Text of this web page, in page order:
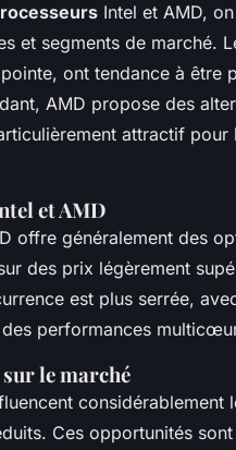
Intel et AMD,
et segments de marché.
ont tendance à être
AMD propose des
attractif pour
et AMD
offre généralement des
des prix légèrement
est plus serrée,
performances
le marché
considérablement
Ces opportunités